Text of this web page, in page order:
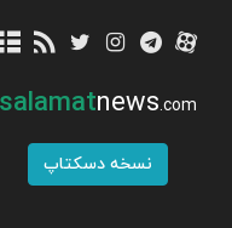
salamatnews.com
نسخه دسکتاپ